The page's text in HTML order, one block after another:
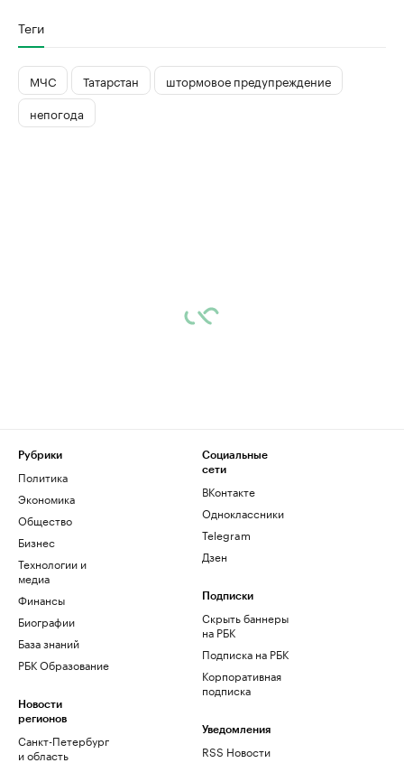
Теги
МЧС Татарстан
штормовое предупреждение
непогода
Рубрики
Политика
Экономика
Общество
Бизнес
Технологии и
медиа
Финансы
Биографии
База знаний
РБК Образование
Новости
регионов
Санкт-Петербург
и область
Социальные
сети
ВКонтакте
Одноклассники
Telegram
Дзен
Подписки
Скрыть баннеры
на РБК
Подписка на РБК
Корпоративная
подписка
Уведомления
RSS Новости